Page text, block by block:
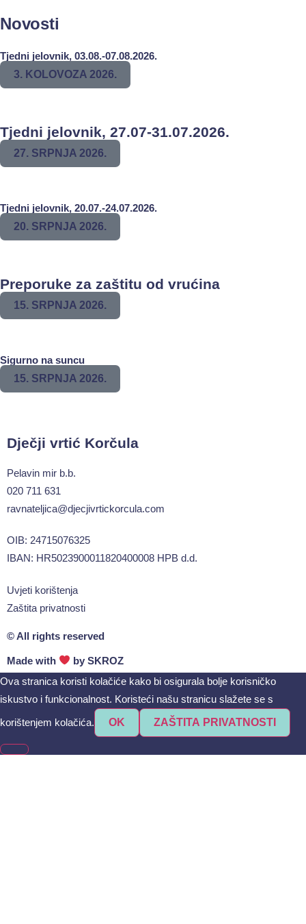
Novosti
Tjedni jelovnik, 03.08.-07.08.2026.
3. KOLOVOZA 2026.
Tjedni jelovnik, 27.07-31.07.2026.
27. SRPNJA 2026.
Tjedni jelovnik, 20.07.-24.07.2026.
20. SRPNJA 2026.
Preporuke za zaštitu od vrućina
15. SRPNJA 2026.
Sigurno na suncu
15. SRPNJA 2026.
Dječji vrtić Korčula
Pelavin mir b.b.
020 711 631
ravnateljica@djecjivrtickorcula.com
OIB: 24715076325
IBAN: HR5023900011820400008 HPB d.d.
Uvjeti korištenja
Zaštita privatnosti
© All rights reserved
Made with bySKROZ
Ova stranica koristi kolačiće kako bi osigurala bolje korisničko
iskustvo i funkcionalnost. Koristeći našu stranicu slažete se s
korištenjem kolačića.
OK ZAŠTITA PRIVATNOSTI